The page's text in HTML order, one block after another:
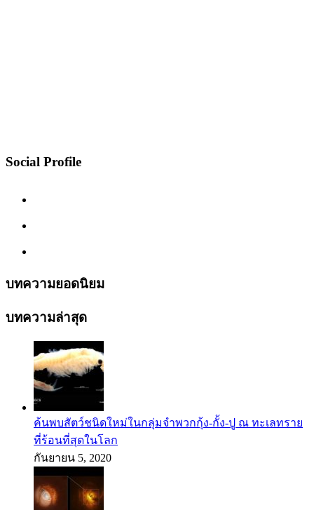
Social Profile
บทความยอดนิยม
บทความล่าสุด
ค้นพบสัตว์ชนิดใหม่ในกลุ่มจำพวกกุ้ง-กั้ง-ปู ณ ทะเลทราย
ที่ร้อนที่สุดในโลก
กันยายน 5, 2020